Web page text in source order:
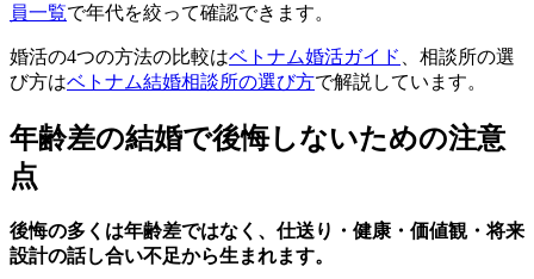
員一覧で年代を絞って確認できます。
婚活の4つの方法の比較はベトナム婚活ガイド
、相談所の選
び方はベトナム結婚相談所の選び方で解説しています。
年齢差の結婚で後悔しないための注意
点
後悔の多くは年齢差ではなく、仕送り・健康・価値観・将来
設計の話し合い不足から生まれます。